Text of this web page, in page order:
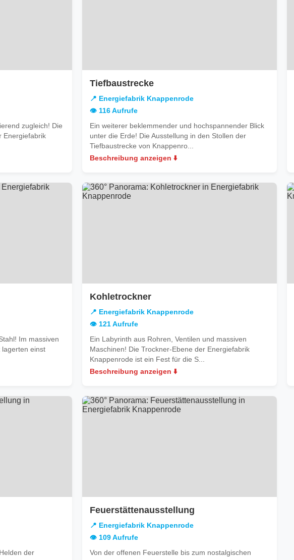
zugleich! Die
Energiefabrik
Tiefbaustreckein
Energiefabrik
Knappenrode
📍 Energiefabrik Knappenrode
👁️ 116 Aufrufe
Ein weiterer beklemmender und hochspannender Blick
unter die Erde! Die Ausstellung in den Stollen der
Tiefbaustrecke von Knappenro...
Beschreibung anzeigen ⬇️
Im massiven
lagerten einst
Kohletrocknerin
Energiefabrik
Knappenrode
📍 Energiefabrik Knappenrode
👁️ 121 Aufrufe
Ein Labyrinth aus Rohren, Ventilen und massiven
Maschinen! Die Trockner-Ebene der Energiefabrik
Knappenrode ist ein Fest für die S...
Beschreibung anzeigen ⬇️
der
Feuerstättenausstellungin
📍 Energiefabrik Knappenrode
👁️ 109 Aufrufe
Von der offenen Feuerstelle bis zum nostalgischen